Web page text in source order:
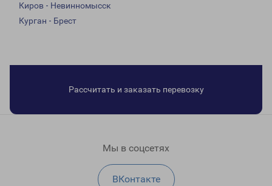
Киров - Невинномысск
Курган - Брест
Рассчитать и заказать перевозку
Мы в соцсетях
ВКонтакте